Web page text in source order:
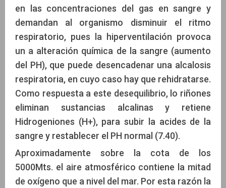
en las concentraciones del gas en sangre y
demandan al organismo disminuir el ritmo
respiratorio, pues la hiperventilación provoca
un a alteración química de la sangre (aumento
del PH), que puede desencadenar una alcalosis
respiratoria, en cuyo caso hay que rehidratarse.
Como respuesta a este desequilibrio, lo riñones
eliminan sustancias alcalinas y retiene
Hidrogeniones (H+), para subir la acides de la
sangre y restablecer el PH normal (7.40).
Aproximadamente sobre la cota de los
5000Mts. el aire atmosférico contiene la mitad
de oxígeno que a nivel del mar. Por esta razón la